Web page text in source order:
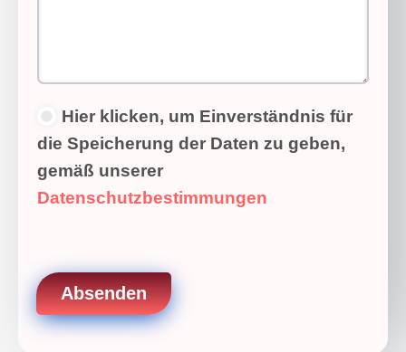
t
e
n
s
z
Hier klicken, um Einverständnis für
die Speicherung der Daten zu geben,
gemäß unserer
Datenschutzbestimmungen
Absenden